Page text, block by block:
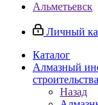
Альметьевск
Личный
Каталог
Алмазный
строительства
Назад